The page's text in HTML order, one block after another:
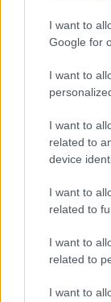
I want to
Google for
I want to
I want to
related to
device
I want to
related to
I want to
related to
I want to
a
ce
b
o
o
k
w
it
r
NOTIZIE